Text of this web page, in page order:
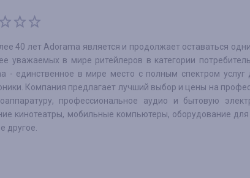
40 лет Adorama является и продолжает оставаться
уважаемых в мире ритейлеров в категории
- единственное в мире место с полным спектром
Компания предлагает лучший выбор и цены на
профессиональное аудио и бытовую
кинотеатры, мобильные компьютеры, оборудование
другое.